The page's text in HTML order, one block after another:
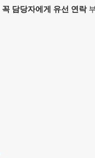
꼭 담당자에게 유선 연락